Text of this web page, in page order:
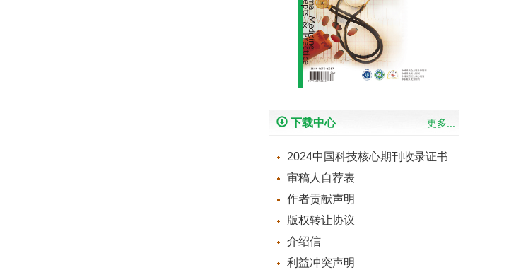
下载中心 更多...
2024中国科技核心期刊收录证书
审稿人自荐表
作者贡献声明
版权转让协议
介绍信
利益冲突声明